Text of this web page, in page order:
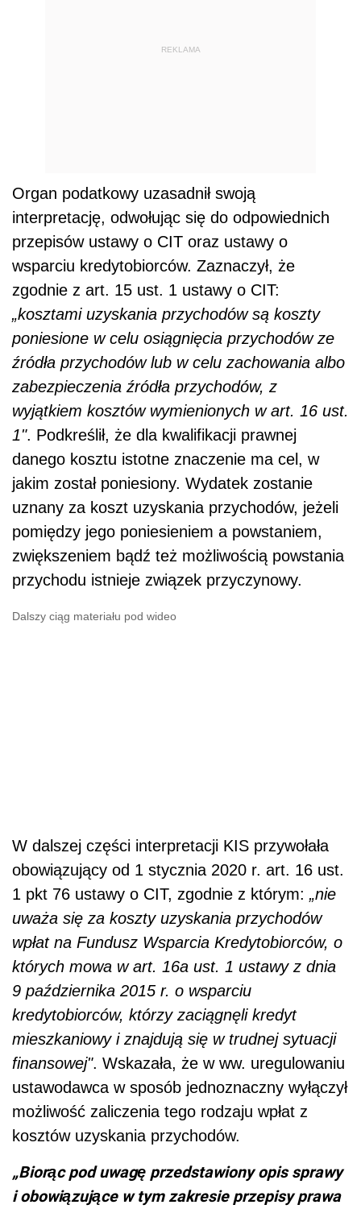
REKLAMA
Organ podatkowy uzasadnił swoją
interpretację, odwołując się do odpowiednich
przepisów ustawy o CIT oraz ustawy o
wsparciu kredytobiorców. Zaznaczył, że
zgodnie z art. 15 ust. 1 ustawy o CIT:
„kosztami uzyskania przychodów są koszty
poniesione w celu osiągnięcia przychodów ze
źródła przychodów lub w celu zachowania albo
zabezpieczenia źródła przychodów, z
wyjątkiem kosztów wymienionych w art. 16 ust.
1". Podkreślił, że dla kwalifikacji prawnej
danego kosztu istotne znaczenie ma cel, w
jakim został poniesiony. Wydatek zostanie
uznany za koszt uzyskania przychodów, jeżeli
pomiędzy jego poniesieniem a powstaniem,
zwiększeniem bądź też możliwością powstania
przychodu istnieje związek przyczynowy.
Dalszy ciąg materiału pod wideo
W dalszej części interpretacji KIS przywołała
obowiązujący od 1 stycznia 2020 r. art. 16 ust.
1 pkt 76 ustawy o CIT, zgodnie z którym: „nie
uważa się za koszty uzyskania przychodów
wpłat na Fundusz Wsparcia Kredytobiorców, o
których mowa w art. 16a ust. 1 ustawy z dnia
9 października 2015 r. o wsparciu
kredytobiorców, którzy zaciągnęli kredyt
mieszkaniowy i znajdują się w trudnej sytuacji
finansowej". Wskazała, że w ww. uregulowaniu
ustawodawca w sposób jednoznaczny wyłączył
możliwość zaliczenia tego rodzaju wpłat z
kosztów uzyskania przychodów.
„Biorąc pod uwagę przedstawiony opis sprawy
i obowiązujące w tym zakresie przepisy prawa